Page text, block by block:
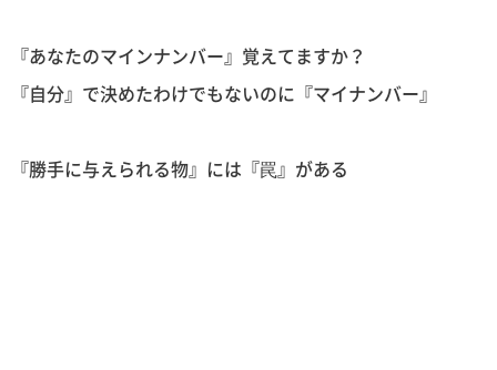
『あなたのマインナンバー』覚えてますか？
『自分』で決めたわけでもないのに『マイナンバー』
『勝手に与えられる物』には『罠』がある